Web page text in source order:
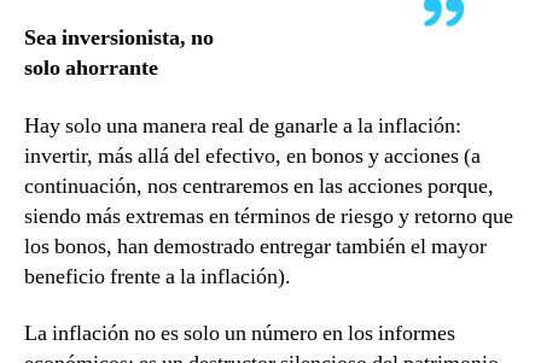
Sea inversionista, no
solo ahorrante
Hay solo una manera real de ganarle a la inflación:
invertir, más allá del efectivo, en bonos y acciones (a
continuación, nos centraremos en las acciones porque,
siendo más extremas en términos de riesgo y retorno que
los bonos, han demostrado entregar también el mayor
beneficio frente a la inflación).
La inflación no es solo un número en los informes